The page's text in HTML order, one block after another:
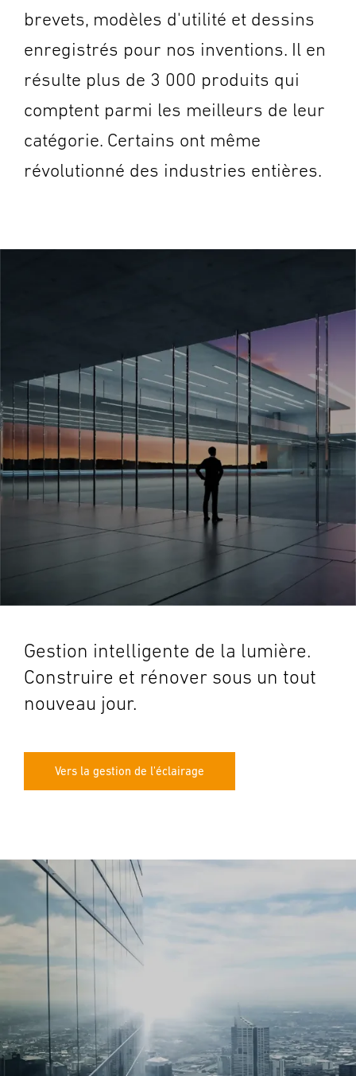
brevets, modèles d'utilité et dessins
enregistrés pour nos inventions. Il en
résulte plus de 3 000 produits qui
comptent parmi les meilleurs de leur
catégorie. Certains ont même
révolutionné des industries entières.
Gestion intelligente de la lumière.
Construire et rénover sous un tout
nouveau jour.
Vers la gestion de l'éclairage